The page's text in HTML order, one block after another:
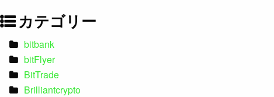
カテゴリー
bitbank
bitFlyer
BitTrade
Brilliantcrypto